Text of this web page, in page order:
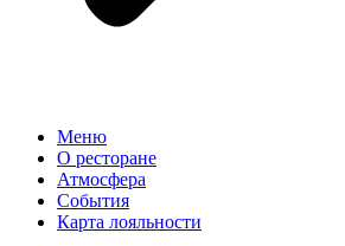
Меню
О ресторане
Атмосфера
События
Карта лояльности